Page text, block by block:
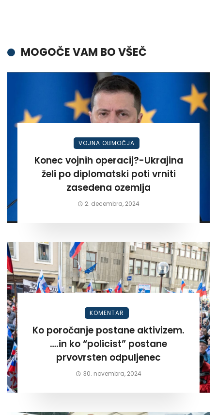
MOGOČE VAM BO VŠEČ
VOJNA OBMOČJA
Konec vojnih operacij?-Ukrajina
želi po diplomatski poti vrniti
zasedena ozemlja
2. decembra, 2024
KOMENTAR
Ko poročanje postane aktivizem.
….in ko “policist” postane
prvovrsten odpuljenec
30. novembra, 2024